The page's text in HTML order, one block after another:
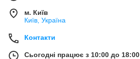
м. Київ
Київ, Україна
Контакти
Сьогодні працює з 10:00 до 18:00